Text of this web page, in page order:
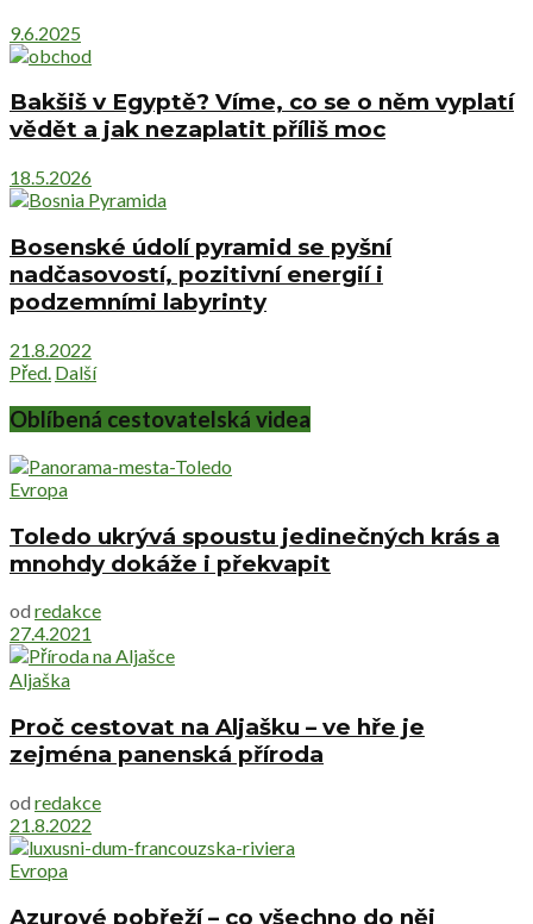
9.6.2025
Bakšiš v Egyptě? Víme, co se o něm vyplatí
vědět a jak nezaplatit příliš moc
18.5.2026
Bosenské údolí pyramid se pyšní
nadčasovostí, pozitivní energií i
podzemními labyrinty
21.8.2022
Před. Další
Oblíbená cestovatelská videa
Evropa
Toledo ukrývá spoustu jedinečných krás a
mnohdy dokáže i překvapit
od redakce
27.4.2021
Aljaška
Proč cestovat na Aljašku – ve hře je
zejména panenská příroda
od redakce
21.8.2022
Evropa
Azurové pobřeží – co všechno do něj